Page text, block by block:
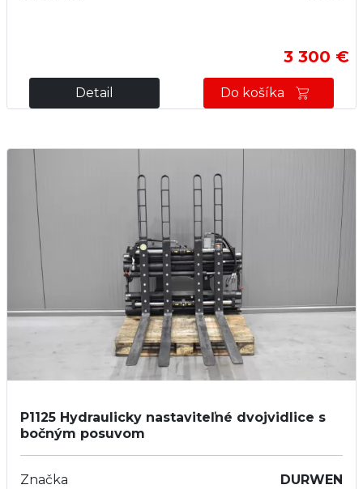
3 300 €
Detail Do košíka
P1125 Hydraulicky nastaviteľné dvojvidlice s
bočným posuvom
Značka
DURWEN